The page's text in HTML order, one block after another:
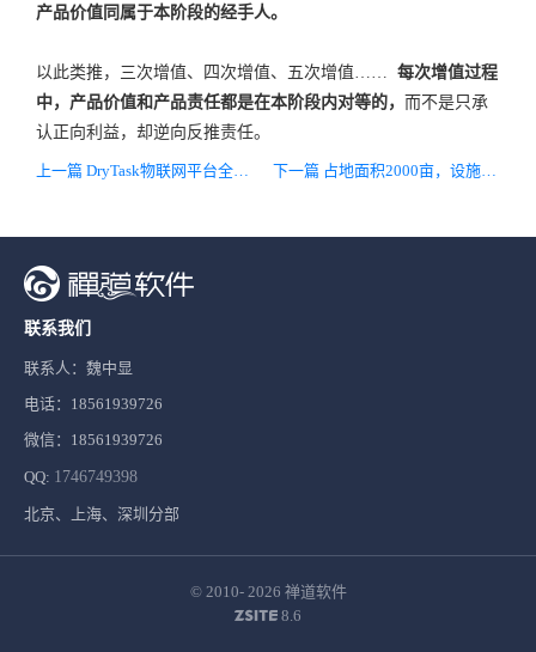
产品价值同属于本阶段的经手人。
以此类推，三次增值、四次增值、五次增值…… 每次增值过程
中，产品价值和产品责任都是在本阶段内对等的， 而不是只承
认正向利益，却逆向反推责任。
上一篇 DryTask物联网平台全线接入智能断路器 下一篇 占地面积2000亩，设施农业智能补光新典范——山西巨鑫伟业温室补光工程
联系我们
联系人：魏中显
电话：18561939726
微信：18561939726
QQ: 1746749398
北京、上海、深圳分部
© 2010- 2026 禅道软件
8.6